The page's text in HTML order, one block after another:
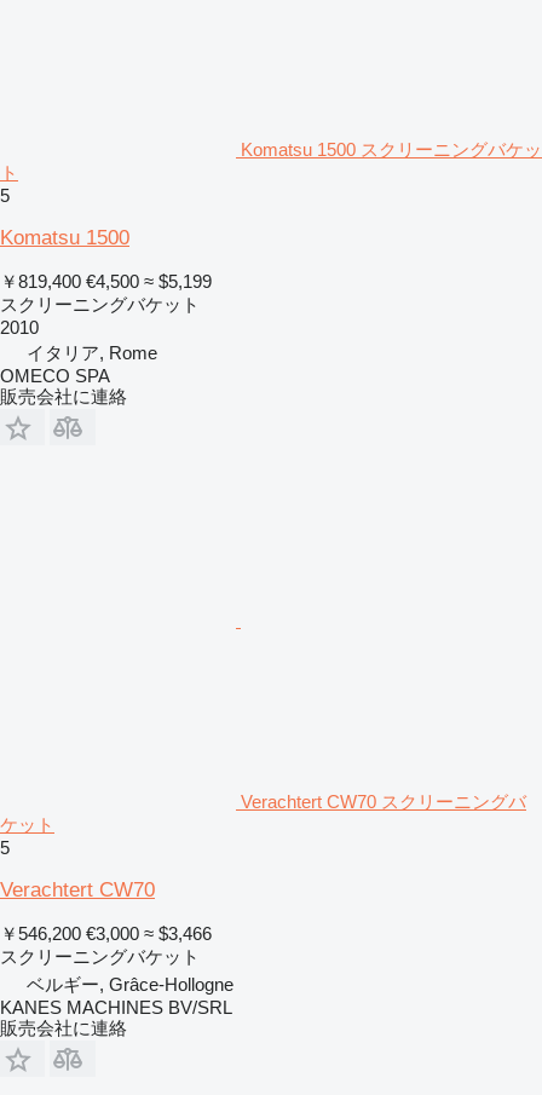
Komatsu 1500 スクリーニングバケッ
ト
5
Komatsu 1500
￥819,400 €4,500 ≈ $5,199
スクリーニングバケット
2010
イタリア, Rome
OMECO SPA
販売会社に連絡
Verachtert CW70 スクリーニングバ
ケット
5
Verachtert CW70
￥546,200 €3,000 ≈ $3,466
スクリーニングバケット
ベルギー, Grâce-Hollogne
KANES MACHINES BV/SRL
販売会社に連絡